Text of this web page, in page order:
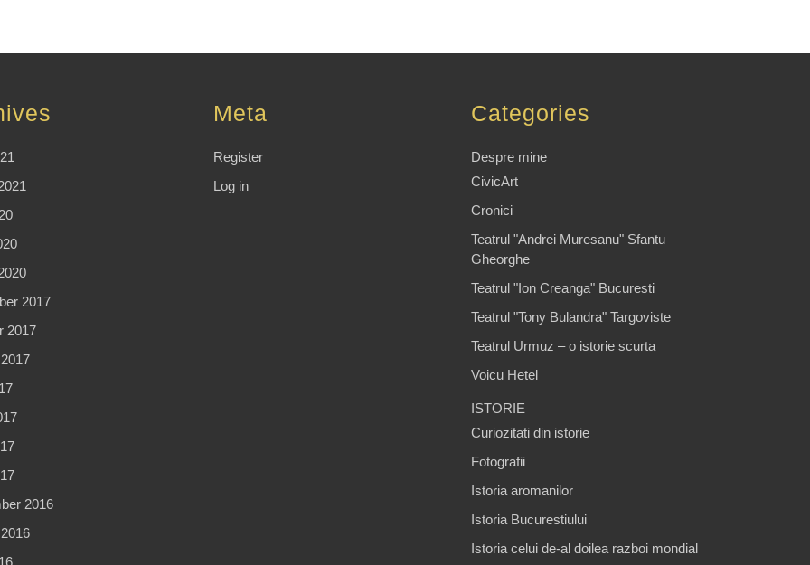
2017
2017
2016
Meta
Register
Log in
Categories
Despre mine
CivicArt
Cronici
Teatrul "Andrei Muresanu" Sfantu
Gheorghe
Teatrul "Ion Creanga" Bucuresti
Teatrul "Tony Bulandra" Targoviste
Teatrul Urmuz – o istorie scurta
Voicu Hetel
ISTORIE
Curiozitati din istorie
Fotografii
Istoria aromanilor
Istoria Bucurestiului
Istoria celui de-al doilea razboi mondial